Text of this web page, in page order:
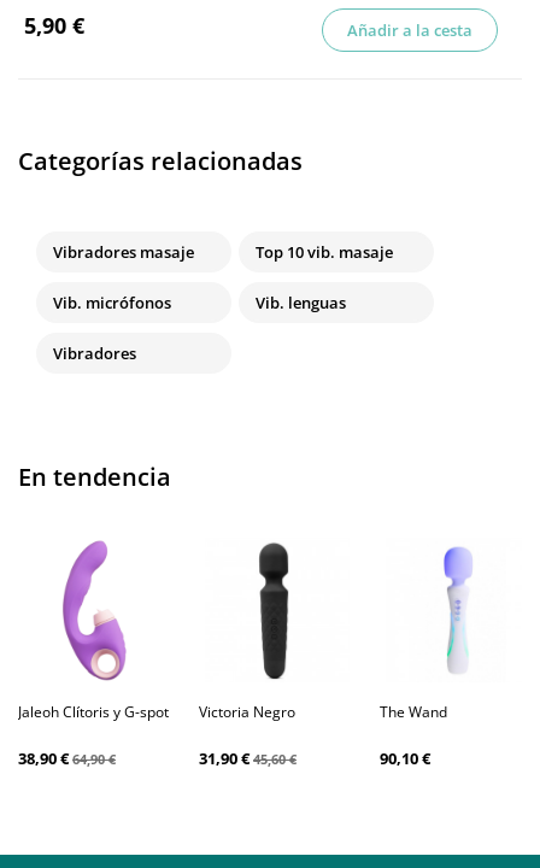
5,90 € Añadir a la cesta
Categorías relacionadas
Vibradores masaje Top 10 vib. masaje
Vib. micrófonos Vib. lenguas
Vibradores
En tendencia
Jaleoh Clítoris y G-spot
38,90 €64,90 €
Victoria Negro
31,90 €45,60 €
The Wand
90,10 €